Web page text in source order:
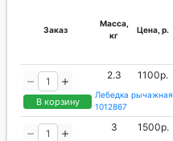
Заказ
Масса,
кг
Цена, р.
В корзину
2.3 1100р.
Лебедка
1012867
3 1500р.